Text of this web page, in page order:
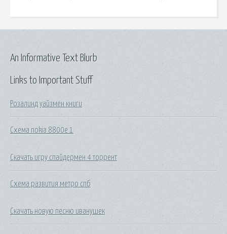
Links to Important Stuff
Розалинд уайзмен книги
Схема nokia 8800e 1
Скачать игру спайдермен 4 торрент
Схема развития метро спб
Скачать новую песню иванушек
An Informative Text Blurb